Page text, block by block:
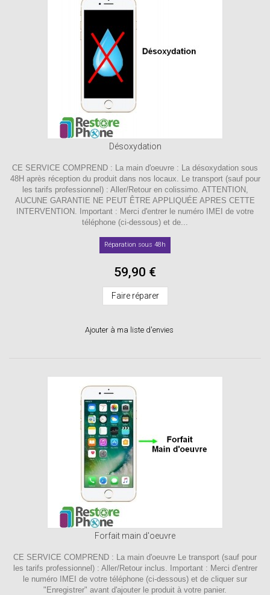
Désoxydation
CE SERVICE COMPREND : La main d'oeuvre : La désoxydation sous
48H après réception du produit dans nos locaux. Le transport (sauf pour
les tarifs professionnel) : Aller/Retour en colissimo. ATTENTION,
AUCUNE GARANTIE NE PEUT ÊTRE APPLIQUÉE APRES CETTE
INTERVENTION. Important : Merci d'entrer le numéro IMEI de votre
téléphone (ci-dessous) et de...
Réparation sous 48h
59,90 €
Faire réparer
Ajouter à ma liste d'envies
Forfait main d'oeuvre
CE SERVICE COMPREND : La main d'oeuvre Le transport (sauf pour
les tarifs professionnel) : Aller/Retour inclus. Important : Merci d'entrer
le numéro IMEI de votre téléphone (ci-dessous) et de cliquer sur
"Enregistrer" avant d'ajouter le produit à votre panier.